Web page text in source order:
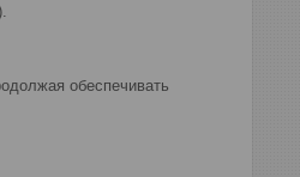
обеспечивать